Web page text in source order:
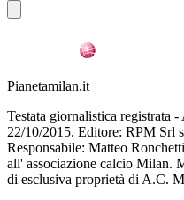
Pianetamilan.it
Testata giornalistica registrata
22/10/2015. Editore: RPM Srl
Responsabile: Matteo
all' associazione calcio Milan.
di esclusiva proprietà di A.C.